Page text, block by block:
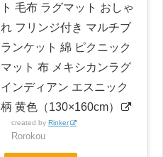
ト 毛布 ラグマット おしゃ
れ フリンジ付き マルチブ
ランケット 綿 ピクニック
マット 布 メキシカンラグ
インディアン エスニック
柄 黄色（130×160cm）
created by Rinker
Rorokou